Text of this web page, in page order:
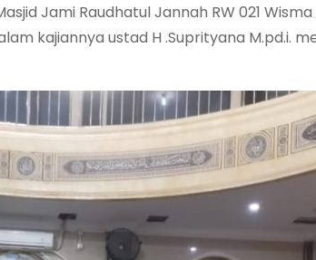
Jami Raudhatul Jannah RW 021
kajiannya ustad H .Suprityana M.pd.i.